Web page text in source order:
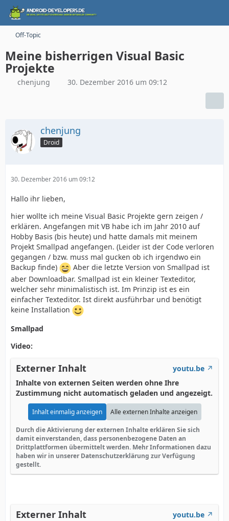
Off-Topic
Meine bisherrigen Visual Basic
Projekte
chenjung 30. Dezember 2016 um 09:12
chenjung
Droid
30. Dezember 2016 um 09:12
Hallo ihr lieben,
hier wollte ich meine Visual Basic Projekte gern zeigen /
erklären. Angefangen mit VB habe ich im Jahr 2010 auf
Hobby Basis (bis heute) und hatte damals mit meinem
Projekt Smallpad angefangen. (Leider ist der Code verloren
gegangen / bzw. muss mal gucken ob ich irgendwo ein
Backup finde)
Aber die letzte Version von Smallpad ist
aber Downloadbar. Smallpad ist ein kleiner Texteditor,
welcher sehr minimalistisch ist. Im Prinzip ist es ein
einfacher Texteditor. Ist direkt ausführbar und benötigt
keine Installation
Smallpad
Video:
Externer Inhalt
youtu.be
Inhalte von externen Seiten werden ohne Ihre
Zustimmung nicht automatisch geladen und angezeigt.
Inhalt einmalig anzeigen Alle externen Inhalte anzeigen
Durch die Aktivierung der externen Inhalte erklären Sie sich
damit einverstanden, dass personenbezogene Daten an
Drittplattformen übermittelt werden. Mehr Informationen dazu
haben wir in unserer Datenschutzerklärung zur Verfügung
gestellt.
Externer Inhalt
youtu.be